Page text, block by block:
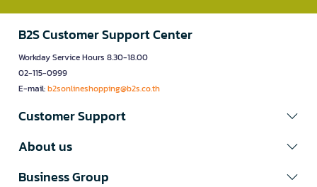
B2S Customer Support Center
Workday Service Hours 8.30-18.00
02-115-0999
E-mail:b2sonlineshopping@b2s.co.th
Customer Support
About us
Business Group